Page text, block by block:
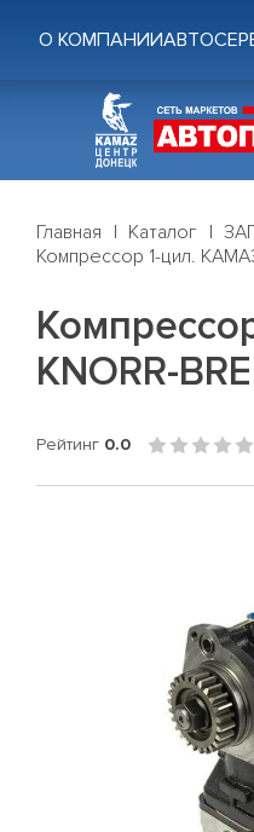
О КОМПАНИИ
Главная Каталог
Компрессор 1-цил.
KNORR-
Рейтинг 0.0